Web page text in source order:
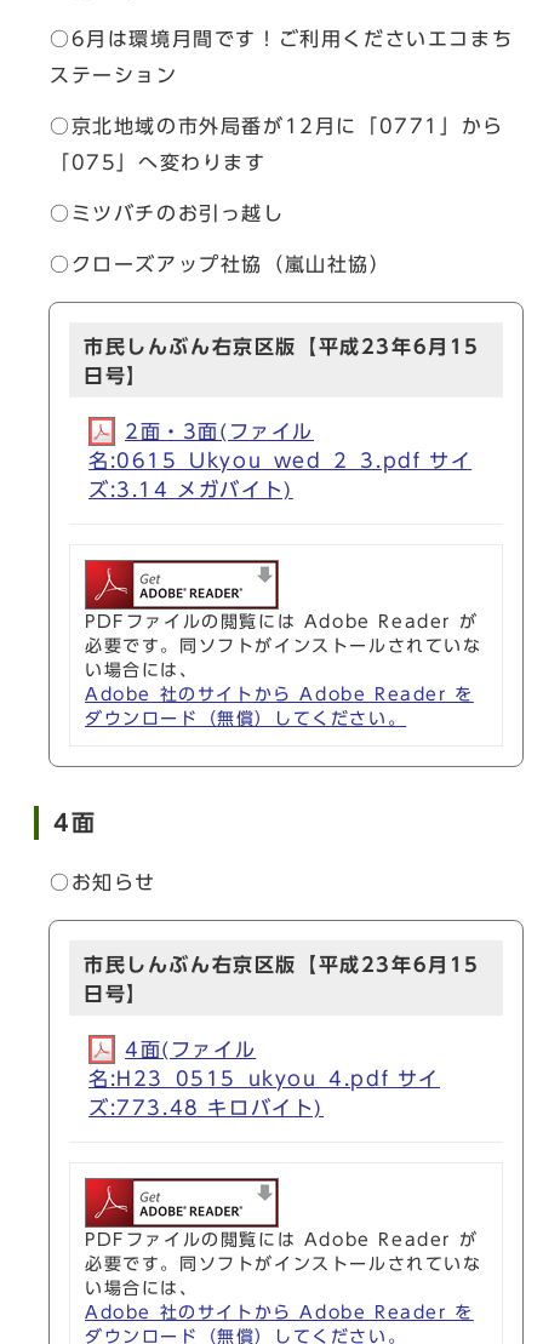
○6月は環境月間です！ご利用くださいエコまち
ステーション
○京北地域の市外局番が12月に「0771」から
「075」へ変わります
○ミツバチのお引っ越し
○クローズアップ社協（嵐山社協）
市民しんぶん右京区版【平成23年6月15
日号】
2面・3面(ファイル
名:0615_Ukyou_wed_2_3.pdf サイ
ズ:3.14 メガバイト)
PDFファイルの閲覧には Adobe Reader が
必要です。同ソフトがインストールされていな
い場合には、
Adobe 社のサイトから Adobe Reader を
ダウンロード（無償）してください。
4面
○お知らせ
市民しんぶん右京区版【平成23年6月15
日号】
4面(ファイル
名:H23_0515_ukyou_4.pdf サイ
ズ:773.48 キロバイト)
PDFファイルの閲覧には Adobe Reader が
必要です。同ソフトがインストールされていな
い場合には、
Adobe 社のサイトから Adobe Reader を
ダウンロード（無償）してください。